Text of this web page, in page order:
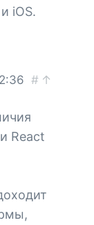
iOS.
# ↑
React